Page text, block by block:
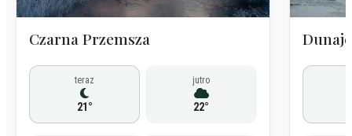
Czarna Przemsza
teraz
21°
jutro
22°